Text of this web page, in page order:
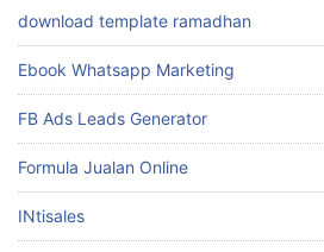
download template ramadhan
Ebook Whatsapp Marketing
FB Ads Leads Generator
Formula Jualan Online
INtisales